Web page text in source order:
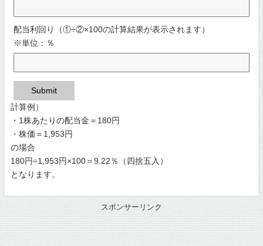
配当利回り（①÷②×100の計算結果が表示されます）
※単位：％
Submit
計算例）
・1株あたりの配当金＝180円
・株価＝1,953円
の場合
180円÷1,953円×100＝9.22％（四捨五入）
となります。
スポンサーリンク